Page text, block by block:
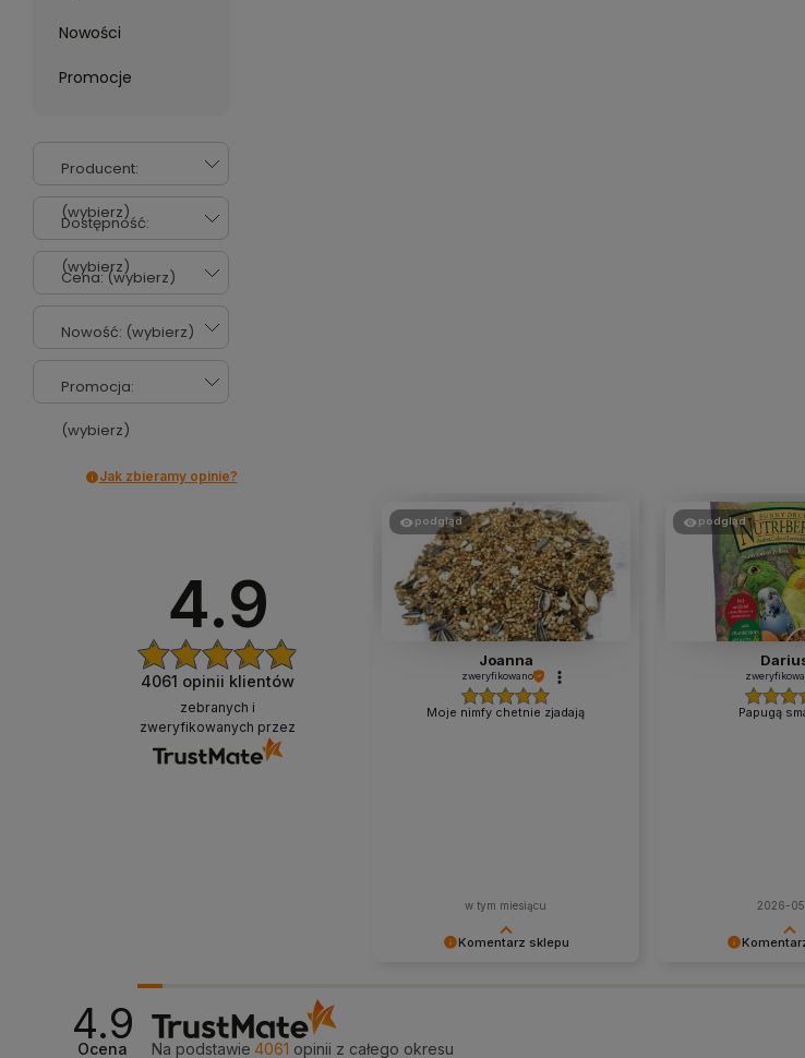
Nowości
Promocje
Producent:
(wybierz)
Dostępność:
(wybierz)
Cena: (wybierz)
Nowość: (wybierz)
Promocja:
(wybierz)
Jak zbieramy opinie?
4.9
4061 opinii klientów
zebranych i
zweryfikowanych przez
Komentarz sklepu
podgląd
Joanna
zweryfikowano
Moje nimfy chetnie zjadają
w tym miesiącu
podgląd
Papugą
2026-
4.9
Ocena Na podstawie 4061 opinii z całego okresu